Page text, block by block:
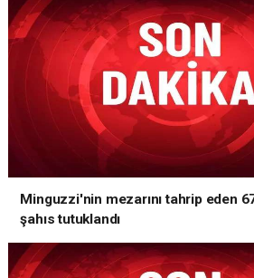
Minguzzi'nin mezarını tahrip eden
şahıs tutuklandı